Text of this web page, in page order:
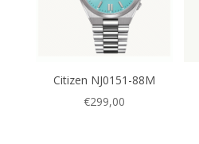
Citizen NJ0151-88M
€299,00